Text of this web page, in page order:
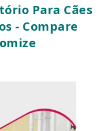
Para Cães
- Compare